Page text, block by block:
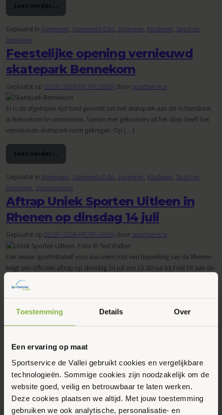
Toestemming Details Over
Een ervaring op maat
Sportservice de Vallei gebruikt cookies en vergelijkbare
technologieën. Sommige cookies zijn noodzakelijk om de
website goed, veilig en betrouwbaar te laten werken.
Deze cookies plaatsen we altijd. Met jouw toestemming
gebruiken we ook analytische, personalisatie- en
Lees verder…from SAM Zomerweek on tour in Ede, Lunteren en
Geplaatst in Algemeen, Gemeente Ede, Jongeren, Kinderen, Sport en
bewegen
Feestelijke opening vernieuwd
skatepark Bennekom
Geplaatst op 02/07/2026 (07/07/2026) door sportservice
Er is de afgelopen tijd hard gewerkt om het skatepark aan de Achterstraat
in Bennekom te vernieuwen. Samen met gebruikers uit het dorp heeft het
vernieuwde skatepark vorm gekregen. Op […]
Lees verder…from Feestelijke opening vernieuwd skatepark Bennekom
Geplaatst in Algemeen, Gemeente Ede, Jongeren, Kinderen, Sport en
bewegen, Volwassenen
Aftrap Uniek Sporten Uitleen in
Rhenen op dinsdag 14 juli
Geplaatst op 02/07/2026(07/07/2026)doorsportservice
Een nieuw sportinitiatief voor inwoners met een beperking van de Rhenen
krijgt een officiële aftrap op dinsdag 14 juli om 15.00 uur bij Feel Fit aan de
Groeneweg 58 in […]
Geplaatst inAlgemeen,Gemeente Rhenen,Jongeren,Kinderen,Senioren,
Eerste Uniek Sporten Certificaat
in Wageningen voor Sportclub
Waag
Geplaatst op23/06/2026(23/06/2026)doorsportservice